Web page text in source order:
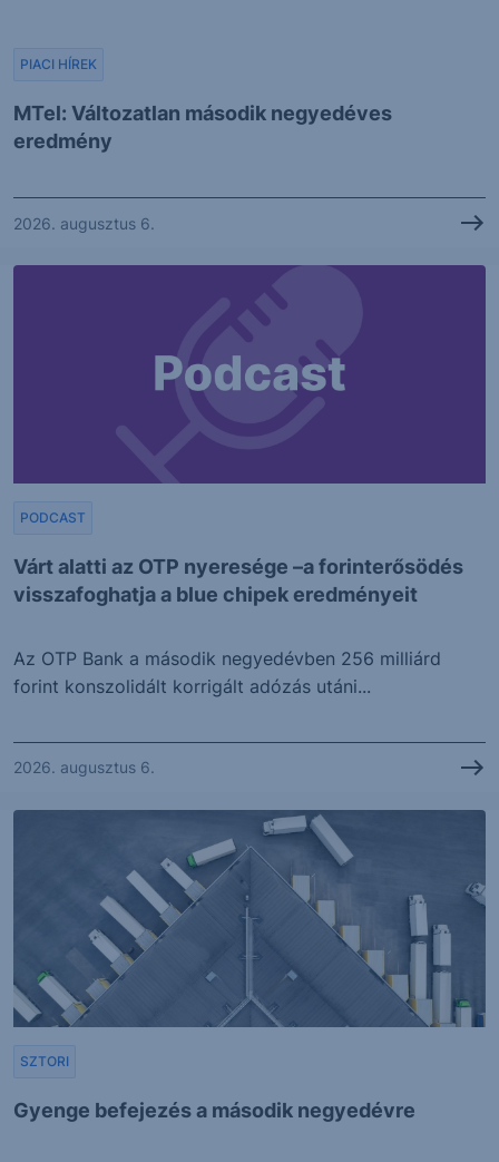
MTel: Változatlan második negyedéves
eredmény
PIACI HÍREK
2026. augusztus 6.
Várt alatti az OTP nyeresége –a forinterősödés
visszafoghatja a blue chipek eredményeit
PODCAST
Az OTP Bank a második negyedévben 256 milliárd
forint konszolidált korrigált adózás utáni...
2026. augusztus 6.
Gyenge befejezés a második negyedévre
SZTORI